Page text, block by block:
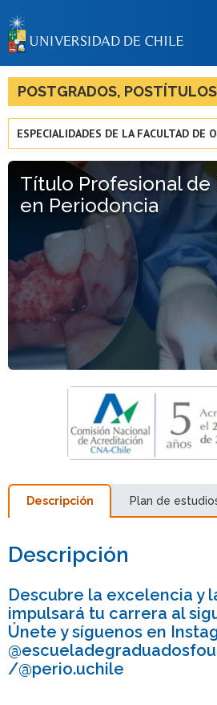
BIBLIOTECAS
LA
Estudiantes
Académicas/
Funcionarias/
Egresadas/os
POSTGRADOS,
ESPECIALIDADES DE LA FACULTAD DE
Título Profesional de
en Periodoncia
Descripción Plan de
Descripción
Descubre la excelencia y
impulsará tu carrera al
Únete y síguenos en
/@perio.uchile